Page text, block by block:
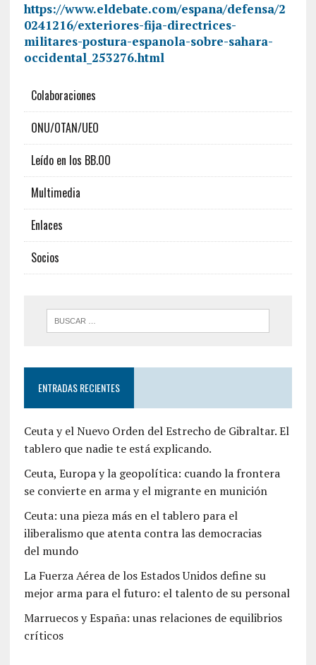
https://www.eldebate.com/espana/defensa/2
0241216/exteriores-fija-directrices-
militares-postura-espanola-sobre-sahara-
occidental_253276.html
Colaboraciones
ONU/OTAN/UEO
Leído en los BB.OO
Multimedia
Enlaces
Socios
ENTRADAS RECIENTES
Ceuta y el Nuevo Orden del Estrecho de Gibraltar. El
tablero que nadie te está explicando.
Ceuta, Europa y la geopolítica: cuando la frontera
se convierte en arma y el migrante en munición
Ceuta: una pieza más en el tablero para el
iliberalismo que atenta contra las democracias
del mundo
La Fuerza Aérea de los Estados Unidos define su
mejor arma para el futuro: el talento de su personal
Marruecos y España: unas relaciones de equilibrios
críticos